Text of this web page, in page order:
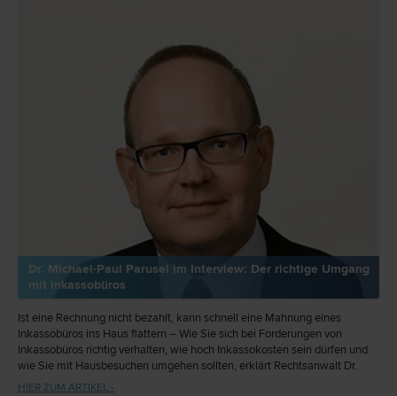
Dr. Michael-Paul Parusel im Interview: Der richtige Umgang
mit Inkassobüros
Ist eine Rechnung nicht bezahlt, kann schnell eine Mahnung eines
Inkassobüros ins Haus flattern – Wie Sie sich bei Forderungen von
Inkassobüros richtig verhalten, wie hoch Inkassokosten sein dürfen und
wie Sie mit Hausbesuchen umgehen sollten, erklärt Rechtsanwalt Dr.
Michael-Paul Parusel im Interview mit meinanwalt.at.
HIER ZUM ARTIKEL ›